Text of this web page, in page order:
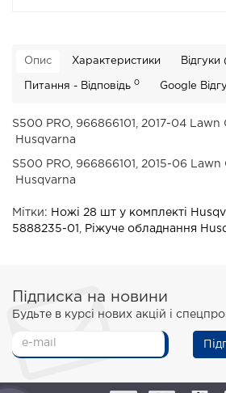
Опис Характеристики Відгуки
Питання - Відповідь 0 Google
S500 PRO, 966866101, 2017-04
Lawn
Husqvarna
S500 PRO, 966866101, 2015-06
Lawn
Husqvarna
Мітки: Ножі 28 шт у комплекті
5888235-01
Ріжуче обладнання
Підписка на новини
Будьте в курсі нових акцій і